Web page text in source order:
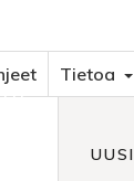
Tietoa